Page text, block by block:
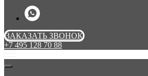
ЗАКАЗАТЬ ЗВОНОК
+7 495 128 70 88